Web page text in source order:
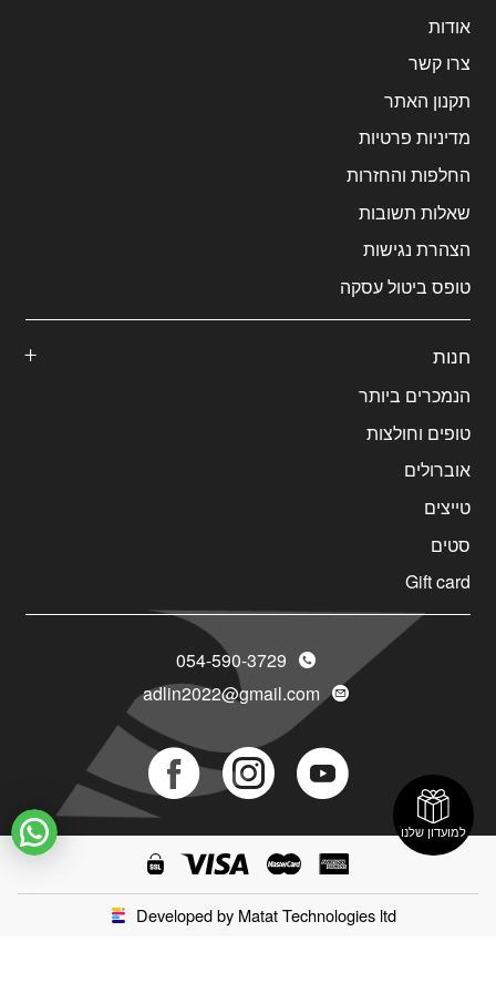
אודות
צרו קשר
תקנון האתר
מדיניות פרטיות
החלפות והחזרות
שאלות תשובות
הצהרת נגישות
טופס ביטול עסקה
חנות
הנמכרים ביותר
טופים וחולצות
אוברולים
טייצים
סטים
Gift card
054-590-3729
adlin2022@gmail.com
Social
Icon
Social
Icon
Social
Icon
Developed by Matat Technologies ltd
למועדון שלנו